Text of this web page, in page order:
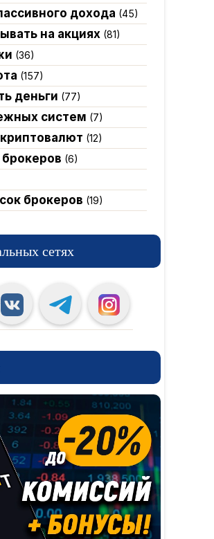
дохода (45)
на акциях(81)
(36)
(157)
деньги (77)
систем (7)
(12)
(6)
брокеров (19)
сетях